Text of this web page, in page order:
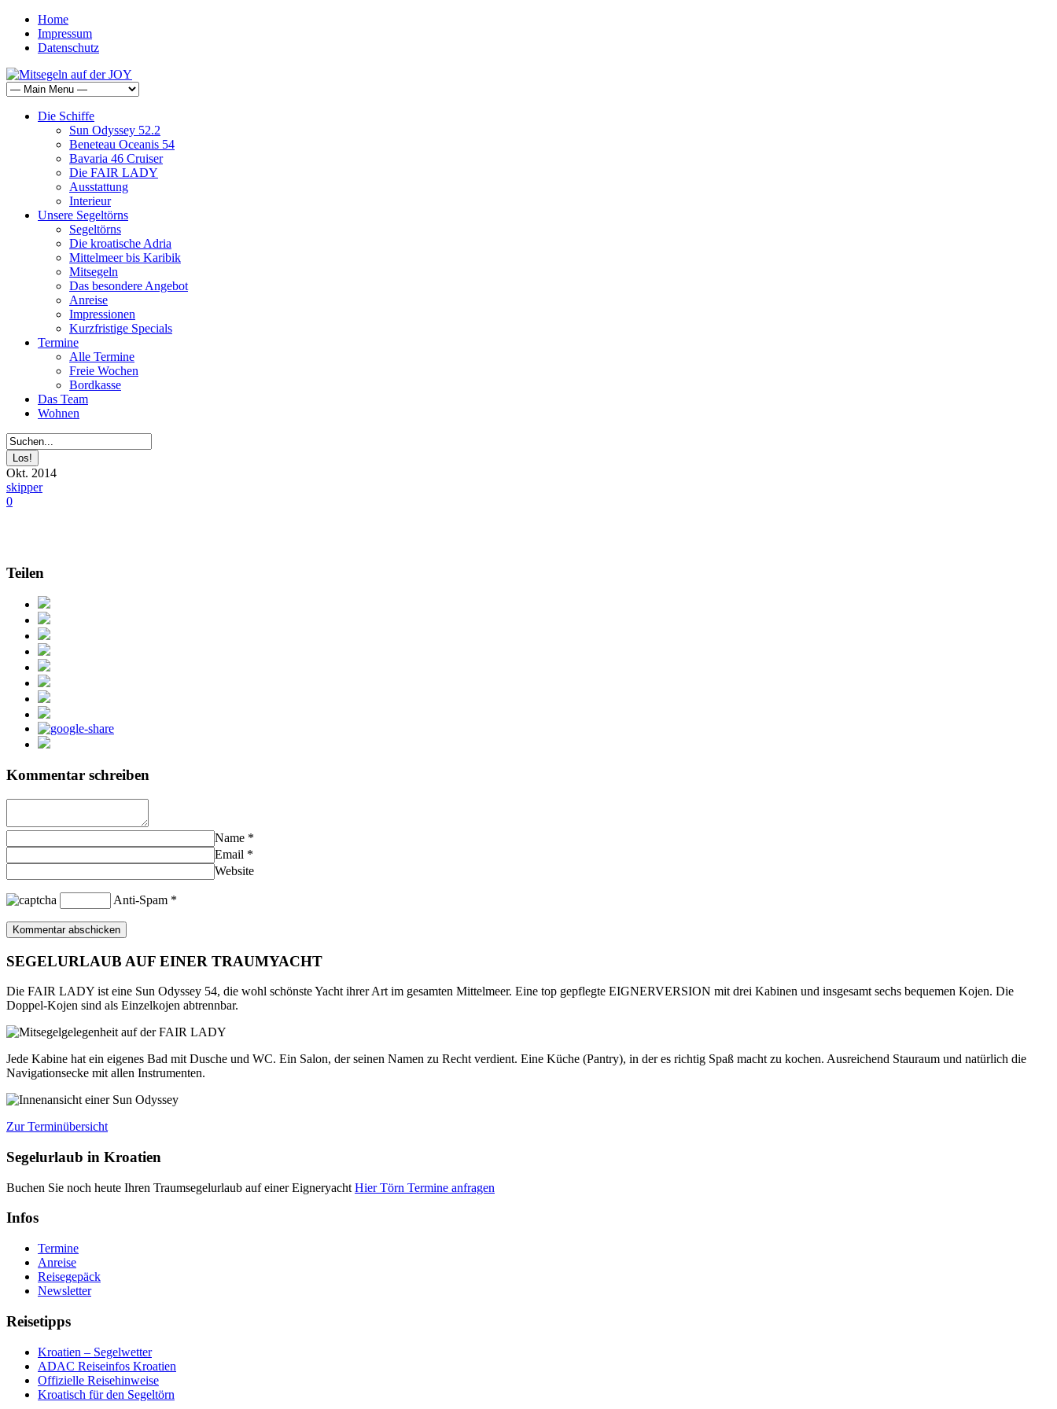
Home
Impressum
Datenschutz
Die Schiffe
Sun Odyssey 52.2
Beneteau Oceanis 54
Bavaria 46 Cruiser
Die FAIR LADY
Ausstattung
Interieur
Unsere Segeltörns
Segeltörns
Die kroatische Adria
Mittelmeer bis Karibik
Mitsegeln
Das besondere Angebot
Anreise
Impressionen
Kurzfristige Specials
Termine
Alle Termine
Freie Wochen
Bordkasse
Das Team
Wohnen
Okt. 2014
skipper
0
Teilen
Kommentar schreiben
Name *
Email *
Website
Anti-Spam *
SEGELURLAUB AUF EINER TRAUMYACHT
Die FAIR LADY ist eine Sun Odyssey 54, die wohl schönste Yacht ihrer Art im gesamten Mittelmeer. Eine top gepflegte EIGNERVERSION mit drei Kabinen und insgesamt sechs bequemen Kojen. Die
Doppel-Kojen sind als Einzelkojen abtrennbar.
Jede Kabine hat ein eigenes Bad mit Dusche und WC. Ein Salon, der seinen Namen zu Recht verdient. Eine Küche (Pantry), in der es richtig Spaß macht zu kochen. Ausreichend Stauraum und natürlich die
Navigationsecke mit allen Instrumenten.
Zur Terminübersicht
Segelurlaub in Kroatien
Buchen Sie noch heute Ihren Traumsegelurlaub auf einer Eigneryacht Hier Törn Termine anfragen
Infos
Termine
Anreise
Reisegepäck
Newsletter
Reisetipps
Kroatien – Segelwetter
ADAC Reiseinfos Kroatien
Offizielle Reisehinweise
Kroatisch für den Segeltörn